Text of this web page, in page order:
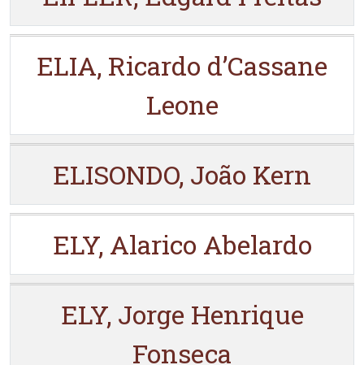
ELIA, Ricardo d’Cassane
Leone
ELISONDO, João Kern
ELY, Alarico Abelardo
ELY, Jorge Henrique
Fonseca